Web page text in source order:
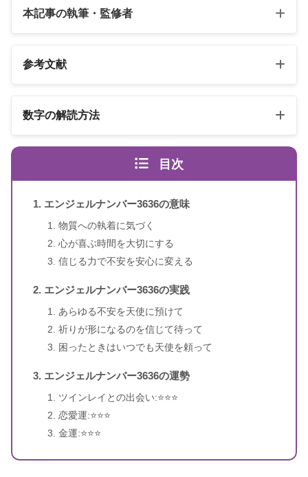
本記事の執筆・監修者
スピリカ（自己紹介はこちら）
参考文献
エンジェル・ナンバー 数字は天使
著者
ドリーン・バーチュー、リネッ
ト・ブラウン
訳者 牧野・M・美枝
出版年 2007年1月
数字の解読方法
エンジェルナンバーの解読方法は桁ごとに異なります
4桁のエンジェルナンバー
目次
エンジェルナンバー3636の意味
物質への執着に気づく
心が喜ぶ時間を大切にする
信じる力で不安を安心に変える
エンジェルナンバー3636の実践
あらゆる不安を天使に預けて
祈りが形になるのを信じて待って
困ったときはいつでも天使を頼って
エンジェルナンバー3636の運勢
ツインレイとの出会い:⭐️⭐️⭐️
恋愛運:⭐️⭐️⭐️
金運:⭐️⭐️⭐️